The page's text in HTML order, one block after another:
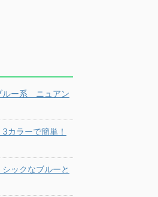
ルー系 ニュアン
カラーで簡単！
シックなブルーと